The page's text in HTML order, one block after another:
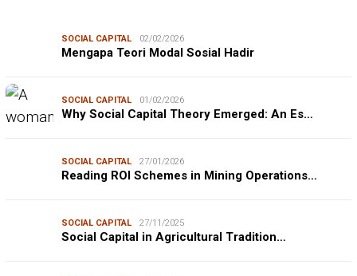
SOCIAL CAPITAL 02/02/2026
Mengapa Teori Modal Sosial Hadir
SOCIAL CAPITAL 01/02/2026
Why Social Capital Theory Emerged: An Es…
SOCIAL CAPITAL 27/01/2026
Reading ROI Schemes in Mining Operations…
SOCIAL CAPITAL 27/11/2025
Social Capital in Agricultural Tradition…